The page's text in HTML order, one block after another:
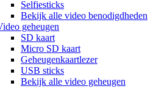
Selfiesticks
Bekijk alle video benodigdheden
geheugen
SD kaart
Micro SD kaart
Geheugenkaartlezer
USB sticks
Bekijk alle video geheugen